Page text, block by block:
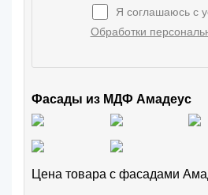
Я соглашаюсь с
Обработки
Фасады из МДФ Амадеус
Цена товара с фасадами